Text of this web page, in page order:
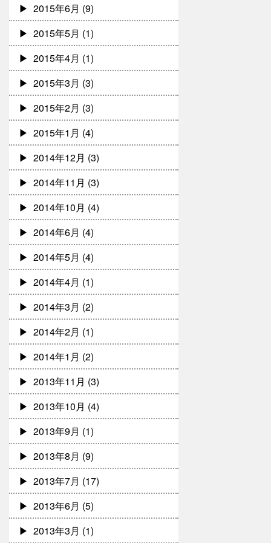
2015年6月 (9)
2015年5月 (1)
2015年4月 (1)
2015年3月 (3)
2015年2月 (3)
2015年1月 (4)
2014年12月 (3)
2014年11月 (3)
2014年10月 (4)
2014年6月 (4)
2014年5月 (4)
2014年4月 (1)
2014年3月 (2)
2014年2月 (1)
2014年1月 (2)
2013年11月 (3)
2013年10月 (4)
2013年9月 (1)
2013年8月 (9)
2013年7月 (17)
2013年6月 (5)
2013年3月 (1)